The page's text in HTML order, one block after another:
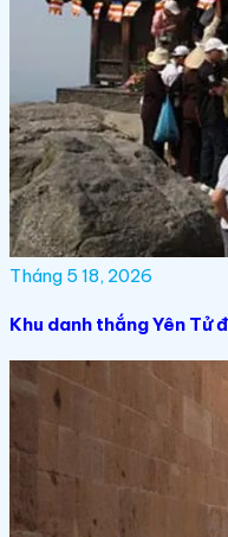
Tháng 5 18, 2026
Khu danh thắng Yên Tử